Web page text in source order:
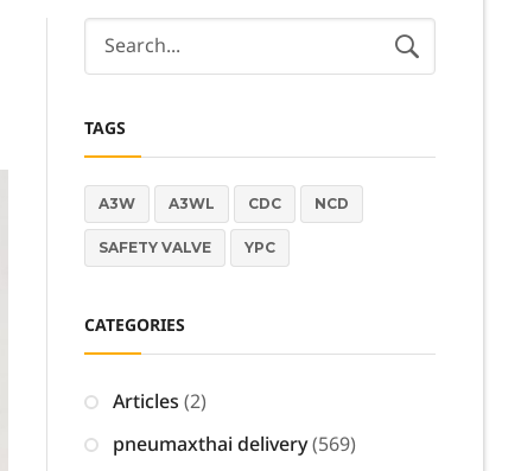
TAGS
A3W A3WL CDC NCD
SAFETY VALVE YPC
CATEGORIES
Articles (2)
pneumaxthai delivery(569)